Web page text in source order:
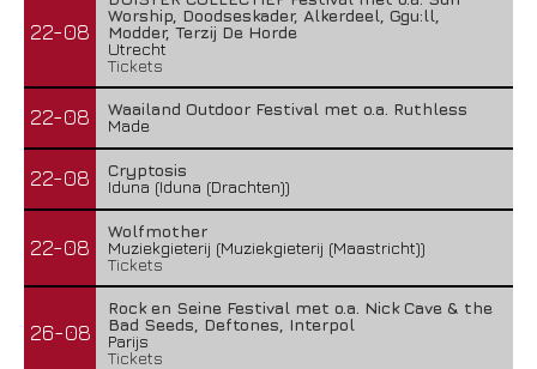
22-08
Worship, Doodseskader, Alkerdeel, Ggu:ll,
Modder, Terzij De Horde
Utrecht
Tickets
22-08
Waailand Outdoor Festival met o.a. Ruthless
Made
22-08
Cryptosis
Iduna (Iduna (Drachten))
22-08
Wolfmother
Muziekgieterij (Muziekgieterij (Maastricht))
Tickets
26-08
Rock en Seine Festival met o.a. Nick Cave & the
Bad Seeds, Deftones, Interpol
Parijs
Tickets